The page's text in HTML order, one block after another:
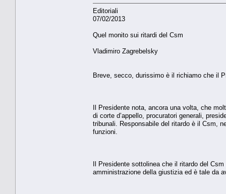
Editoriali
07/02/2013
Quel monito sui ritardi del Csm
Vladimiro Zagrebelsky
Breve, secco, durissimo è il richiamo che il
Il Presidente nota, ancora una volta, che
di corte d’appello, procuratori generali,
tribunali. Responsabile del ritardo è il Csm,
funzioni.
Il Presidente sottolinea che il ritardo del
amministrazione della giustizia ed è tale da